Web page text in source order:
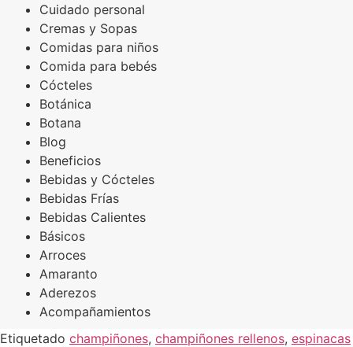
Cuidado personal
Cremas y Sopas
Comidas para niños
Comida para bebés
Cócteles
Botánica
Botana
Blog
Beneficios
Bebidas y Cócteles
Bebidas Frías
Bebidas Calientes
Básicos
Arroces
Amaranto
Aderezos
Acompañamientos
Etiquetado champiñones, champiñones rellenos, espinacas